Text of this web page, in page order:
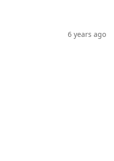
6 years ago